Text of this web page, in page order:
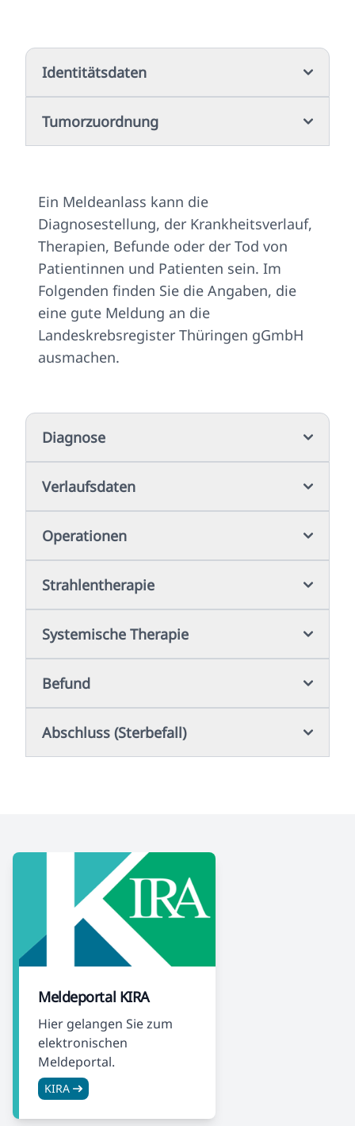
Identitätsdaten
Tumorzuordnung
Ein Meldeanlass kann die
Diagnosestellung, der Krankheitsverlauf,
Therapien, Befunde oder der Tod von
Patientinnen und Patienten sein. Im
Folgenden finden Sie die Angaben, die
eine gute Meldung an die
Landeskrebsregister Thüringen gGmbH
ausmachen.
Diagnose
Verlaufsdaten
Operationen
Strahlentherapie
Systemische Therapie
Befund
Abschluss (Sterbefall)
Meldeportal KIRA
Hier gelangen Sie zum
elektronischen
Meldeportal.
KIRA